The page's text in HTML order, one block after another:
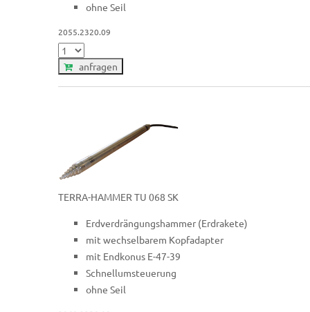
ohne Seil
2055.2320.09
anfragen
TERRA-HAMMER TU 068 SK
Erdverdrängungshammer (Erdrakete)
mit wechselbarem Kopfadapter
mit Endkonus E-47-39
Schnellumsteuerung
ohne Seil